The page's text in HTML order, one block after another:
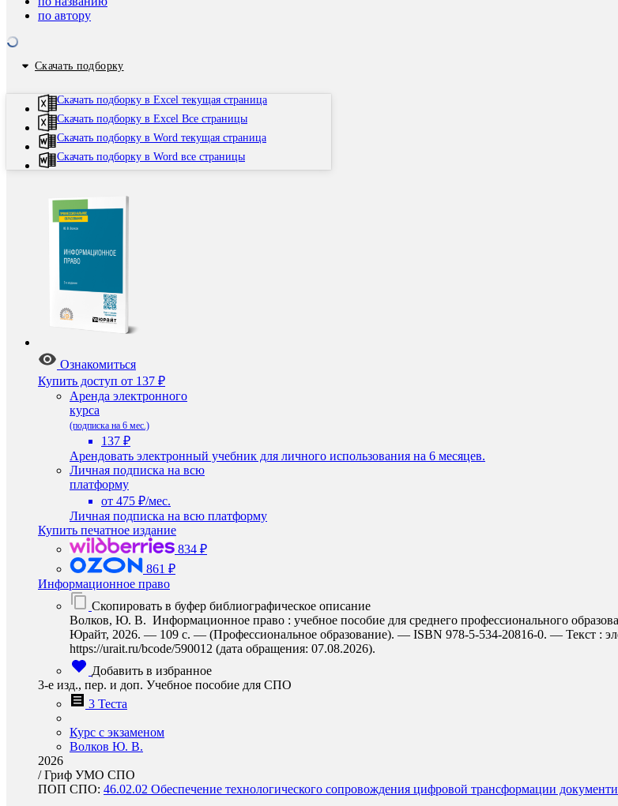
по автору
Скачать подборку
Скачать подборку в Excel текущая страница
Скачать подборку в Excel Все страницы
Скачать подборку в Word текущая страница
Скачать подборку в Word все страницы
Ознакомиться
Купить доступ от 137 ₽
Аренда электронного
курса
(подписка на 6 мес.)
137 ₽
Арендовать электронный учебник для личного использования на 6 месяцев.
Личная подписка на всю
платформу
от 475 ₽/мес.
Личная подписка на всю платформу
Купить печатное издание
834 ₽
861 ₽
Информационное право
Скопировать в буфер библиографическое описание
Волков, Ю. В. Информационное право : учебное пособие для среднего профессионального
Юрайт, 2026. — 109 с. — (Профессиональное образование). — ISBN 978-5-534-20816-0. — Текст :
https://urait.ru/bcode/590012 (дата обращения: 07.08.2026).
Добавить в избранное
3-е изд., пер. и доп. Учебное пособие для СПО
3 Теста
Курс с экзаменом
Волков Ю. В.
2026
/Гриф УМО СПО
ПОП СПО: 46.02.02 Обеспечение технологического сопровождения цифровой трансформации